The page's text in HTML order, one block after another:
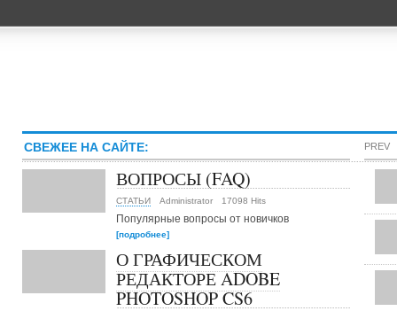
СВЕЖЕЕ НА САЙТЕ:
ВОПРОСЫ (FAQ)
СТАТЬИ Administrator 17098 Hits
Популярные вопросы от новичков
[подробнее]
О ГРАФИЧЕСКОМ
РЕДАКТОРЕ ADOBE
PHOTOSHOP CS6
PREV